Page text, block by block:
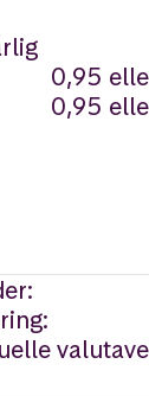
0,95
0,95